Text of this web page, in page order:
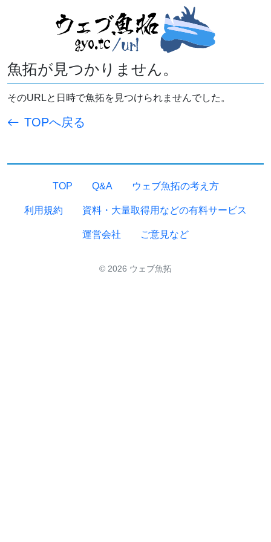
魚拓が見つかりません。
そのURLと日時で魚拓を見つけられませんでした。
TOPへ戻る
TOP Q&A ウェブ魚拓の考え方
利用規約 資料・大量取得用などの有料サービス
運営会社 ご意見など
© 2026 ウェブ魚拓